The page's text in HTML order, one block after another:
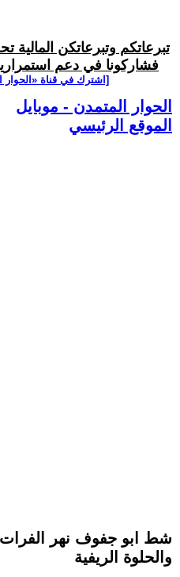
تبرعاتكم وتبرعاتكن المالية
فشاركونا في دعم
[اشترك في قناة ‫«الحوار
الحوار المتمدن - موبايل
الموقع الرئيسي
شط ابو جفوف نهر
والحلوة الريفية